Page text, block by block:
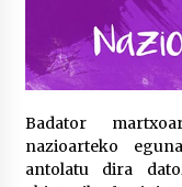
Badator
nazioarteko
antolatu dira